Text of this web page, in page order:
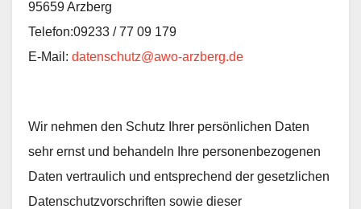
95659 Arzberg
Telefon:09233 / 77 09 179
E-Mail: datenschutz@awo-arzberg.de
Wir nehmen den Schutz Ihrer persönlichen Daten
sehr ernst und behandeln Ihre personenbezogenen
Daten vertraulich und entsprechend der gesetzlichen
Datenschutzvorschriften sowie dieser